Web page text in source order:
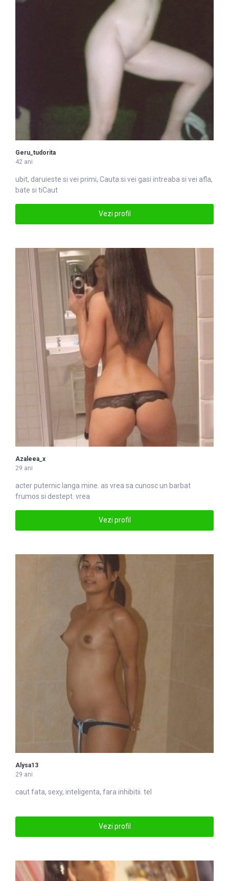
Geru_tudorita
42 ani
ubit, daruieste si vei primi, Cauta si vei gasi intreaba si vei afla,
bate si tiCaut
Vezi profil
Azaleea_x
29 ani
acter puternic langa mine. as vrea sa cunosc un barbat
frumos si destept. vrea
Vezi profil
Alysa13
29 ani
caut fata, sexy, intel igenta, fara inhibitii. tel
Vezi profil